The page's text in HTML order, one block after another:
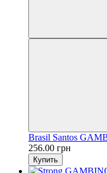
Brasil Santos
256.00 грн
Купить